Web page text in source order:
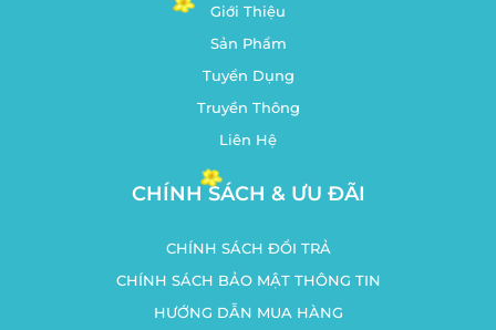
Giới Thiệu
Sản Phẩm
Tuyển Dụng
Truyền Thông
Liên Hệ
CHÍNH SÁCH & ƯU ĐÃI
CHÍNH SÁCH ĐỔI TRẢ
CHÍNH SÁCH BẢO MẬT THÔNG TIN
HƯỚNG DẪN MUA HÀNG